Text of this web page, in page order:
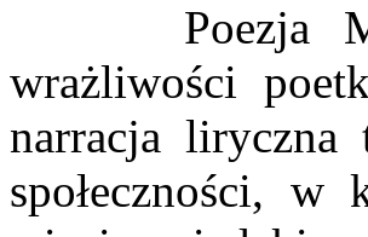
Poezja
wrażliwości
narracja
społeczności,